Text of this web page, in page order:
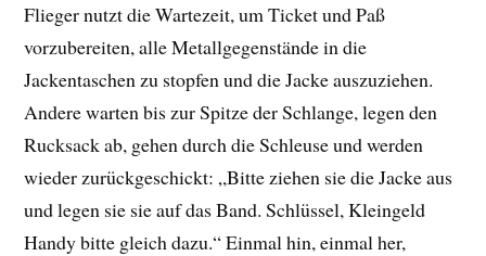
Flieger nutzt die Wartezeit, um Ticket und Paß
vorzubereiten, alle Metallgegenstände in die
Jackentaschen zu stopfen und die Jacke auszuziehen.
Andere warten bis zur Spitze der Schlange, legen den
Rucksack ab, gehen durch die Schleuse und werden
wieder zurückgeschickt: „Bitte ziehen sie die Jacke aus
und legen sie sie auf das Band. Schlüssel, Kleingeld
Handy bitte gleich dazu.“ Einmal hin, einmal her,